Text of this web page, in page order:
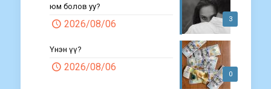
3
юм болов уу?
2026/08/06
0
Үнэн үү?
2026/08/06